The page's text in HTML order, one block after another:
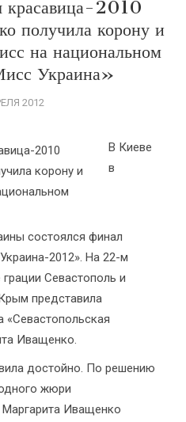
красавица-2010
получила корону и
на национальном
Украина»
2012
В Киеве
в
состоялся финал
2012». На 22-м
Севастополь и
представила
«Севастопольская
Иващенко.
достойно. По решению
жюри
Иващенко